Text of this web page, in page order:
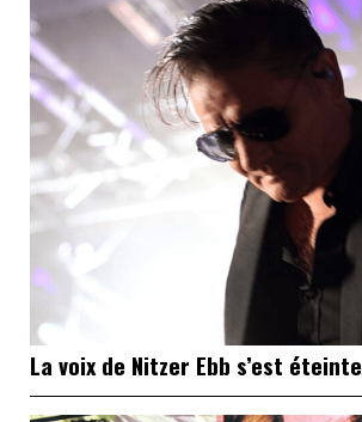
La voix de Nitzer Ebb s’est éteinte